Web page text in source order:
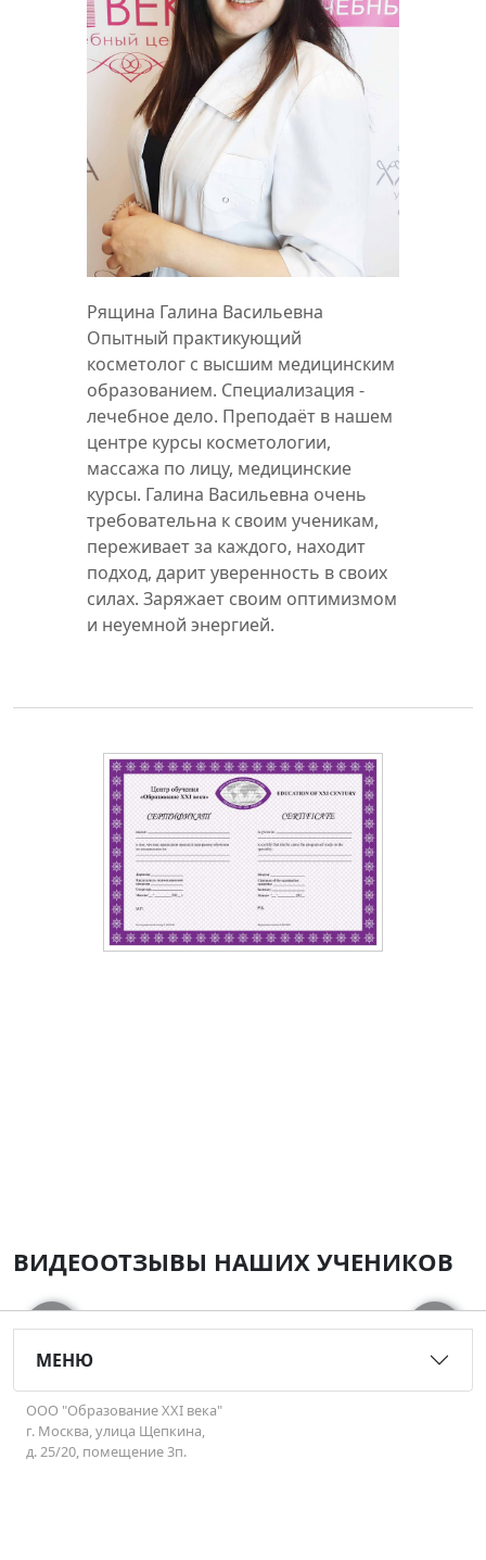
Рящина Галина Васильевна
Опытный практикующий
косметолог с высшим медицинским
образованием. Специализация -
лечебное дело. Преподаёт в нашем
центре курсы косметологии,
массажа по лицу, медицинские
курсы. Галина Васильевна очень
требовательна к своим ученикам,
переживает за каждого, находит
подход, дарит уверенность в своих
силах. Заряжает своим оптимизмом
и неуемной энергией.
ВИДЕООТЗЫВЫ НАШИХ УЧЕНИКОВ
‹ ›
МЕНЮ
ООО "Образование XXI века"
г. Москва, улица Щепкина,
д. 25/20, помещение 3п.